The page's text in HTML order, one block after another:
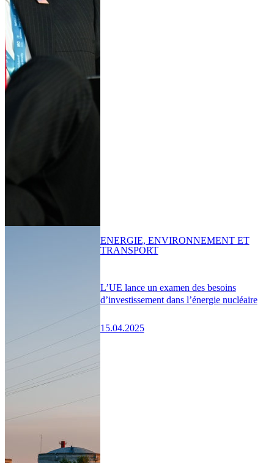
L’UE lance un examen des besoins
d’investissement dans l’énergie nucléaire
15.04.2025
ENERGIE, ENVIRONNEMENT ET
TRANSPORT